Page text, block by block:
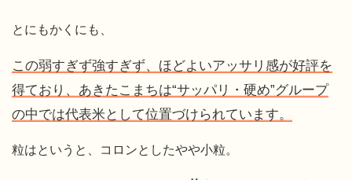
とにもかくにも、
この弱すぎず強すぎず、ほどよいアッサリ感が好評を
得ており、あきたこまちは“サッパリ・硬め”グループ
の中では代表米として位置づけられています。
粒はというと、コロンとしたやや小粒。